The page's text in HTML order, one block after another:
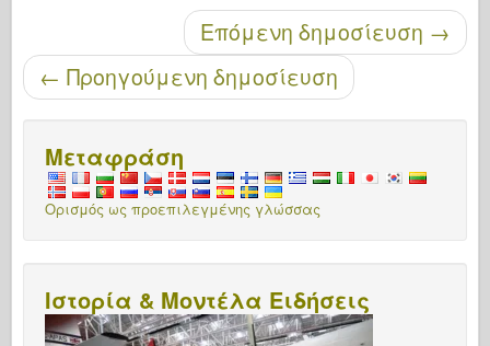
Μετά την περιήγησηΕπόμενη δημοσίευση →
← Προηγούμενη δημοσίευση
Μεταφράση
Ορισμός ως προεπιλεγμένης γλώσσας
Ιστορία & Μοντέλα Ειδήσεις